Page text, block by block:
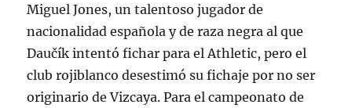
Miguel Jones, un talentoso jugador de
nacionalidad española y de raza negra al que
Daučík intentó fichar para el Athletic, pero el
club rojiblanco desestimó su fichaje por no ser
originario de Vizcaya. Para el campeonato de